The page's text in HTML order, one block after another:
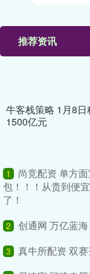
推荐资讯
牛客栈策略 1月8
1500亿元
1
尚竞配资 单方
包！！！从贵到便
了！
2 创通网 万亿蓝
3 真牛所配资 双